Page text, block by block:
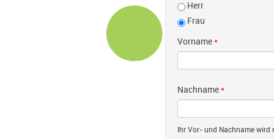
Herr
Frau
Vorname *
Nachname *
Ihr Vor- und Nachname